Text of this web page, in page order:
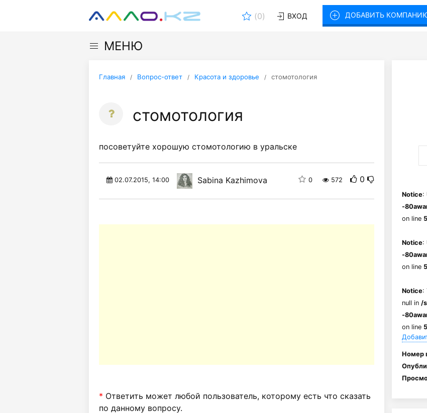
(0) ВХОД ДОБАВИТЬ
МЕНЮ
Главная Вопрос-ответ Красота и здоровье стомотология
стомотология
посоветуйте хорошую стомотологию в уральске
02.07.2015, 14:00 Sabina Kazhimova 0 572 0
* Ответить может любой пользователь, которому есть что сказать
по данному вопросу.
Notice:
-
on line
Notice:
-
on line
Notice:
null in /
-
on line
Номер